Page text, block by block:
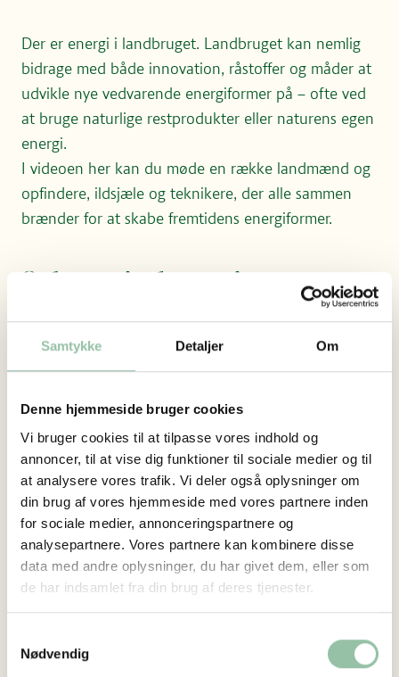
Samtykke Detaljer Om
Denne hjemmeside bruger cookies
Vi bruger cookies til at tilpasse vores indhold og
annoncer, til at vise dig funktioner til sociale medier og til
at analysere vores trafik. Vi deler også oplysninger om
din brug af vores hjemmeside med vores partnere inden
for sociale medier, annonceringspartnere og
analysepartnere. Vores partnere kan kombinere disse
data med andre oplysninger, du har givet dem, eller som
de har indsamlet fra din brug af deres tjenester.
Nødvendig
Der er energi i landbruget. Landbruget kan nemlig
bidrage med både innovation, råstoffer og måder at
udvikle nye vedvarende energiformer på – ofte ved
at bruge naturlige restprodukter eller naturens egen
energi.
I videoen her kan du møde en række landmænd og
opfindere, ildsjæle og teknikere, der alle sammen
brænder for at skabe fremtidens energiformer.
For at kunne afspille videoer direkte her på siden,
Sol- og vindenergi
fremtidens energi. Her står både solceller og
efteråret og om vinteren, og solcellerne suger energi
til sig om sommeren. Derfor supplerer de hinanden
godt.
Biogas
Hos Viftrup Biogas bruger de gylle til at producere
strøm og varme. Når gyllen fra dyrene bliver afgasset
i et biogasanlæg, bliver metan fra gylle i stedet til
brændsel, som man kan bruge til at producere
energi – både strøm og varme. Landmanden får den
afgassede gylle retur, hvor den bliver anvendt som
gødning for afgrøderne på marken. På den måde